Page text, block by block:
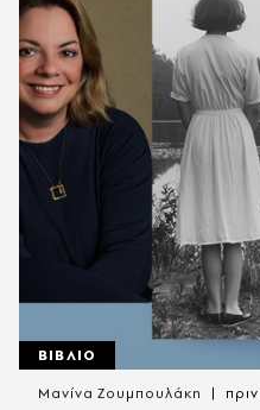
ΒΙΒΛΙΟ
Μανίνα Ζουμπουλάκη